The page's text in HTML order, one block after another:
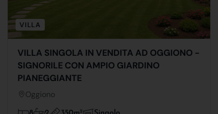
VILLA
VILLA SINGOLA IN VENDITA AD OGGIONO -
SIGNORILE CON AMPIO GIARDINO
PIANEGGIANTE
Oggiono
2